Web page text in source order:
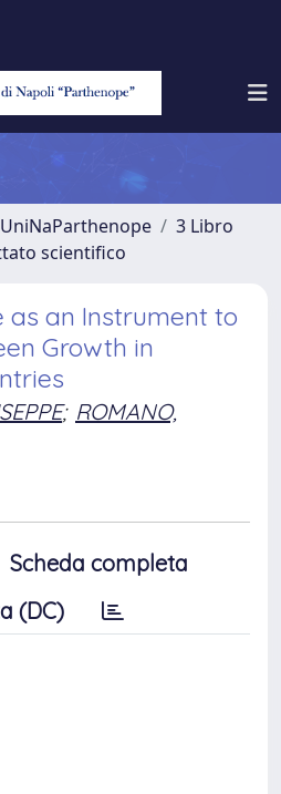
3 Libro
scientifico
as an Instrument to
Growth in
; ROMANO,
Scheda completa
(DC)